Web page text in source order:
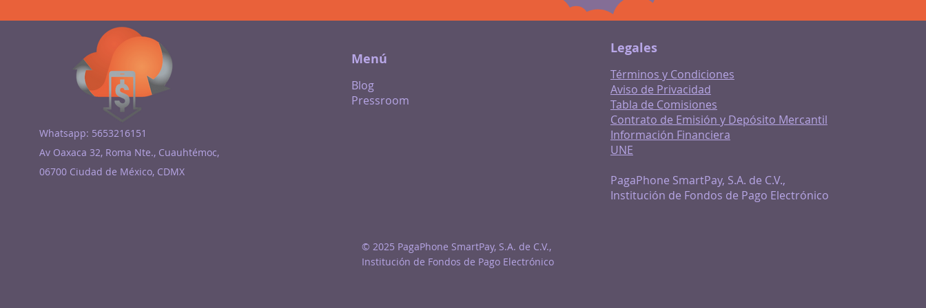
Whatsapp: 5653216151
Av Oaxaca 32, Roma Nte., Cuauhtémoc,
06700 Ciudad de México, CDMX
Menú
Blog
Pressroom
Legales
Términos y Condiciones
Aviso de Privacidad
Tabla de Comisiones
Contrato de Emisión y Depósito Mercantil
Información Financiera
UNE
PagaPhone SmartPay, S.A. de C.V.,
Institución de Fondos de Pago Electrónico
© 2025 PagaPhone SmartPay, S.A. de C.V.,
Institución de Fondos de Pago Electrónico